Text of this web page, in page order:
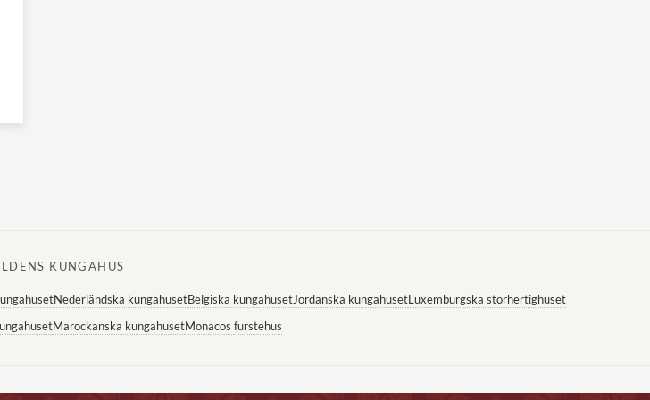
KUNGAHUS
Nederländska kungahusetBelgiska kungahusetJordanska kungahusetLuxemburgska storhertighuset
Marockanska kungahusetMonacos furstehus